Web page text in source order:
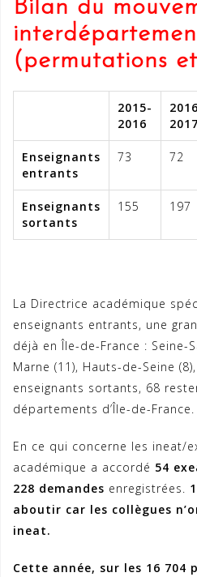
Bilan du
(permutations
2015-
2016
2017
Enseignants
entrants
73 72
Enseignants
sortants
155 197
La Directrice académique
enseignants entrants, une
déjà en Île-de-France : Seine-
Marne (11), Hauts-de-Seine
enseignants sortants, 68
départements d’Île-de-France.
En ce qui concerne les ineat/
académique a accordé 54
228 demandes enregistrées.
aboutir car les collègues
ineat.
Cette année, sur les 16 704